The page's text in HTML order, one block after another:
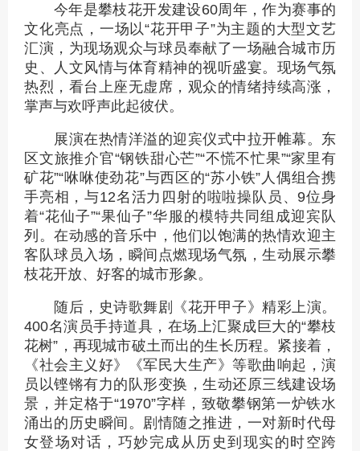
今年是攀枝花开发建设60周年，作为赛事的
文化亮点，一场以“花开甲子”为主题的大型文艺
汇演，为现场观众与球员奉献了一场融合城市历
史、人文风情与体育精神的视听盛宴。现场气氛
热烈，看台上座无虚席，观众的情绪持续高涨，
掌声与欢呼声此起彼伏。
展演在热情洋溢的迎宾仪式中拉开帷幕。东
区文旅推介官“钢铁甜心芒”“不慌不忙果”“家里有
矿花”“咻咻使劲花”与西区的“苏小铁”人偶组合携
手亮相，与12名活力四射的啦啦操队员、9位身
着“花仙子”“果仙子”华服的模特共同组成迎宾队
列。在动感的音乐中，他们以饱满的热情欢迎主
客队球员入场，瞬间点燃现场气氛，生动展示攀
枝花开放、好客的城市形象。
随后，史诗歌舞剧《花开甲子》精彩上演。
400名演员手持道具，在场上汇聚成巨大的“攀枝
花树”，再现城市破土而出的生长历程。紧接着，
《社会主义好》《军民大生产》等歌曲响起，演
员以铿锵有力的队形变换，生动还原三线建设场
景，并定格于“1970”字样，致敬攀钢第一炉铁水
涌出的历史瞬间。剧情随之推进，一对新时代母
女登场对话，巧妙完成从历史到现实的时空跨